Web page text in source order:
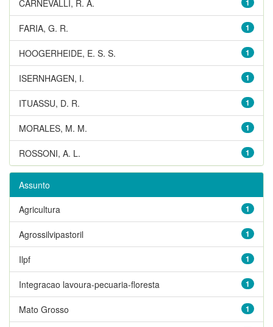
CARNEVALLI, R. A.
1
FARIA, G. R.
1
HOOGERHEIDE, E. S. S.
1
ISERNHAGEN, I.
1
ITUASSU, D. R.
1
MORALES, M. M.
1
ROSSONI, A. L.
Assunto
1
Agricultura
1
Agrossilvipastoril
1
Ilpf
1
Integracao lavoura-pecuaria-floresta
1
Mato Grosso